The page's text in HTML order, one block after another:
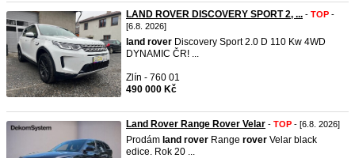
LAND ROVER DISCOVERY SPORT 2, ... - TOP -
[6.8. 2026]
land rover Discovery Sport 2.0 D 110 Kw 4WD
DYNAMIC ČR! ...
Zlín - 760 01
490 000 Kč
Land Rover Range Rover Velar - TOP - [6.8. 2026]
Prodám land rover Range rover Velar black
edice. Rok 20 ...